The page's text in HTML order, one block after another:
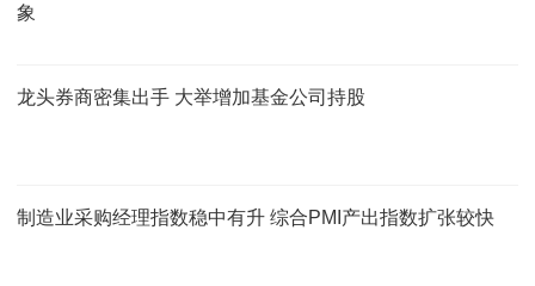
象
龙头券商密集出手 大举增加基金公司持股
制造业采购经理指数稳中有升 综合PMI产出指数扩张较快